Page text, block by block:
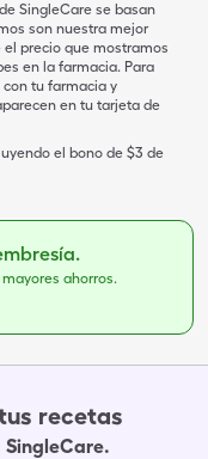
SingleCare se basan
son nuestra mejor
precio que mostramos
en la farmacia. Para
tu farmacia y
en tu tarjeta de
el bono de $3 de
ahorros.
recetas